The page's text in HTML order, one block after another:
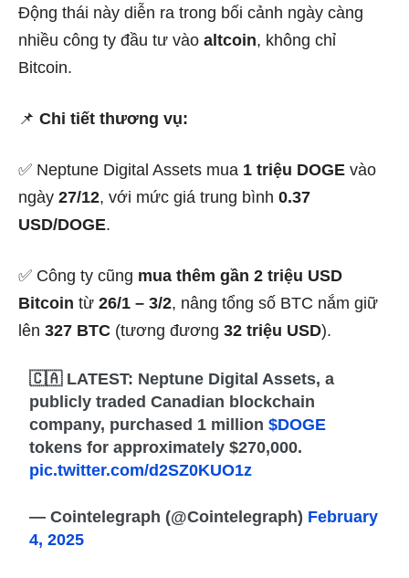
Động thái này diễn ra trong bối cảnh ngày càng
nhiều công ty đầu tư vào altcoin, không chỉ
Bitcoin.
📌 Chi tiết thương vụ:
✅ Neptune Digital Assets mua 1 triệu DOGE vào
ngày 27/12, với mức giá trung bình 0.37
USD/DOGE.
✅ Công ty cũng mua thêm gần 2 triệu USD
Bitcoin từ 26/1 – 3/2, nâng tổng số BTC nắm giữ
lên 327 BTC (tương đương 32 triệu USD).
🇨🇦 LATEST: Neptune Digital Assets, a
publicly traded Canadian blockchain
company, purchased 1 million$DOGE
tokens for approximately $270,000.
pic.twitter.com/d2SZ0KUO1z
— Cointelegraph (@Cointelegraph) February
4, 2025